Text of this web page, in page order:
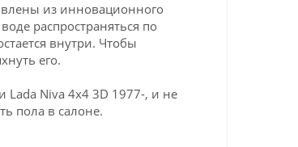
из инновационного
распространяться по
внутри. Чтобы
его.
Niva 4x4 3D 1977-, и не
пола в салоне.